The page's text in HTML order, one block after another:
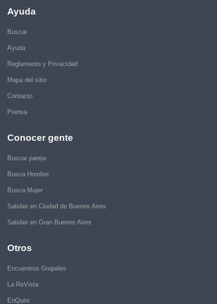
Ayuda
Buscar
Ayuda
Reglamento y Privacidad
Mapa del sitio
Contacto
Prensa
Conocer gente
Buscar pareja
Busca Hombre
Busca Mujer
Salidas en Ciudad de Buenos Aires
Salidas en Gran Buenos Aires
Otros
Encuentros Grupales
La ReVista
EnQués